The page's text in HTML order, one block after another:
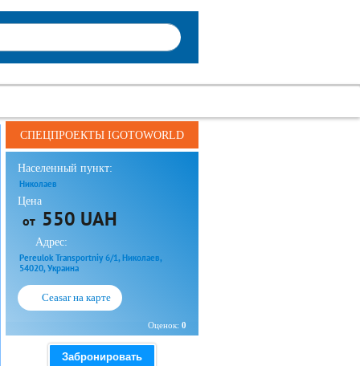
СПЕЦПРОЕКТЫ IGOTOWORLD
Населенный пункт:
Николаев
Цена
от 550 UAH
Адрес:
Pereulok Transportniy 6/1, Николаев,
54020, Украина
Ceasar на карте
Оценок: 0
Забронировать